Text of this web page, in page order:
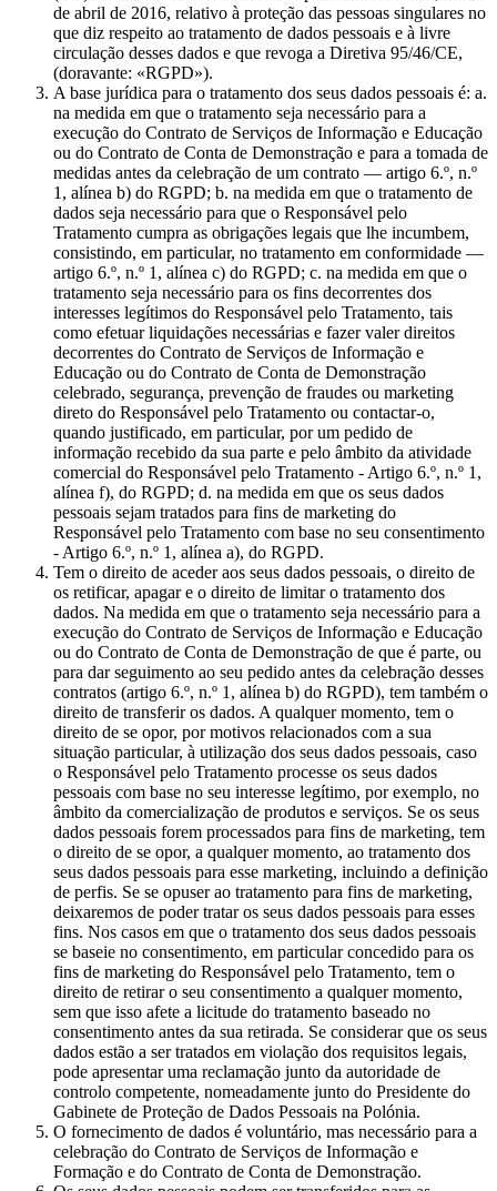
de abril de 2016, relativo à proteção das pessoas singulares no
que diz respeito ao tratamento de dados pessoais e à livre
circulação desses dados e que revoga a Diretiva 95/46/CE,
(doravante: «RGPD»).
A base jurídica para o tratamento dos seus dados pessoais é: a.
na medida em que o tratamento seja necessário para a
execução do Contrato de Serviços de Informação e Educação
ou do Contrato de Conta de Demonstração e para a tomada de
medidas antes da celebração de um contrato — artigo 6.º, n.º
1, alínea b) do RGPD; b. na medida em que o tratamento de
dados seja necessário para que o Responsável pelo
Tratamento cumpra as obrigações legais que lhe incumbem,
consistindo, em particular, no tratamento em conformidade —
artigo 6.º, n.º 1, alínea c) do RGPD; c. na medida em que o
tratamento seja necessário para os fins decorrentes dos
interesses legítimos do Responsável pelo Tratamento, tais
como efetuar liquidações necessárias e fazer valer direitos
decorrentes do Contrato de Serviços de Informação e
Educação ou do Contrato de Conta de Demonstração
celebrado, segurança, prevenção de fraudes ou marketing
direto do Responsável pelo Tratamento ou contactar-o,
quando justificado, em particular, por um pedido de
informação recebido da sua parte e pelo âmbito da atividade
comercial do Responsável pelo Tratamento - Artigo 6.º, n.º 1,
alínea f), do RGPD; d. na medida em que os seus dados
pessoais sejam tratados para fins de marketing do
Responsável pelo Tratamento com base no seu consentimento
- Artigo 6.º, n.º 1, alínea a), do RGPD.
Tem o direito de aceder aos seus dados pessoais, o direito de
os retificar, apagar e o direito de limitar o tratamento dos
dados. Na medida em que o tratamento seja necessário para a
execução do Contrato de Serviços de Informação e Educação
ou do Contrato de Conta de Demonstração de que é parte, ou
para dar seguimento ao seu pedido antes da celebração desses
contratos (artigo 6.º, n.º 1, alínea b) do RGPD), tem também o
direito de transferir os dados. A qualquer momento, tem o
direito de se opor, por motivos relacionados com a sua
situação particular, à utilização dos seus dados pessoais, caso
o Responsável pelo Tratamento processe os seus dados
pessoais com base no seu interesse legítimo, por exemplo, no
âmbito da comercialização de produtos e serviços. Se os seus
dados pessoais forem processados para fins de marketing, tem
o direito de se opor, a qualquer momento, ao tratamento dos
seus dados pessoais para esse marketing, incluindo a definição
de perfis. Se se opuser ao tratamento para fins de marketing,
deixaremos de poder tratar os seus dados pessoais para esses
fins. Nos casos em que o tratamento dos seus dados pessoais
se baseie no consentimento, em particular concedido para os
fins de marketing do Responsável pelo Tratamento, tem o
direito de retirar o seu consentimento a qualquer momento,
sem que isso afete a licitude do tratamento baseado no
consentimento antes da sua retirada. Se considerar que os seus
dados estão a ser tratados em violação dos requisitos legais,
pode apresentar uma reclamação junto da autoridade de
controlo competente, nomeadamente junto do Presidente do
Gabinete de Proteção de Dados Pessoais na Polónia.
O fornecimento de dados é voluntário, mas necessário para a
celebração do Contrato de Serviços de Informação e
Formação e do Contrato de Conta de Demonstração.